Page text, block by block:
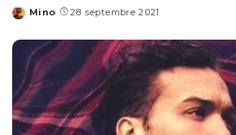
Posted
Mino 28 septembre 2021